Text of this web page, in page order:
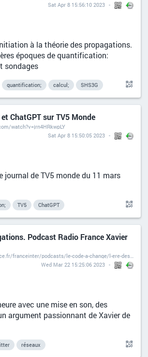
Sat Apr 8 15:56:10 2023
à la théorie des propagations.
époques de quantification:
sondages
quantification; calcul; SHS3G
ChatGPT sur TV5 Monde
watch?v=jrn4HRkwpLY
Sat Apr 8 15:50:05 2023
journal de TV5 monde du 11 mars
TV5 ChatGPT
Podcast Radio France Xavier
Wed Mar 22 15:25:06 2023
avec une mise en son, des
argument passionnant de Xavier de
réseaux